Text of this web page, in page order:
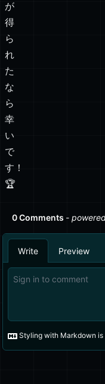
が
得
ら
れ
た
な
ら
幸
い
で
す！
🏆